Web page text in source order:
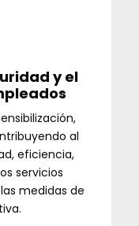
y el
al
eficiencia,
servicios
medidas de